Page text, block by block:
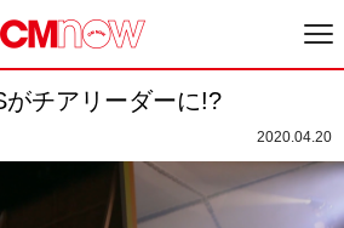
チアリーダーに!?
2020.04.20